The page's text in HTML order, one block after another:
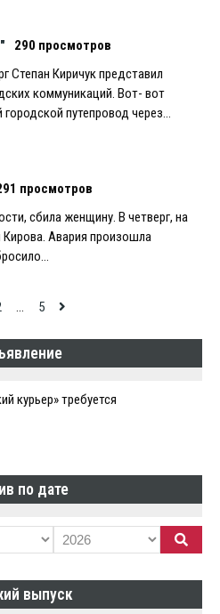
290 просмотров
Степан Киричук представил
коммуникаций. Вот- вот
путепровод через…
просмотров
сбила женщину. В четверг, на
Кирова. Авария произошла
… 5
курьер» требуется
по дате
выпуск